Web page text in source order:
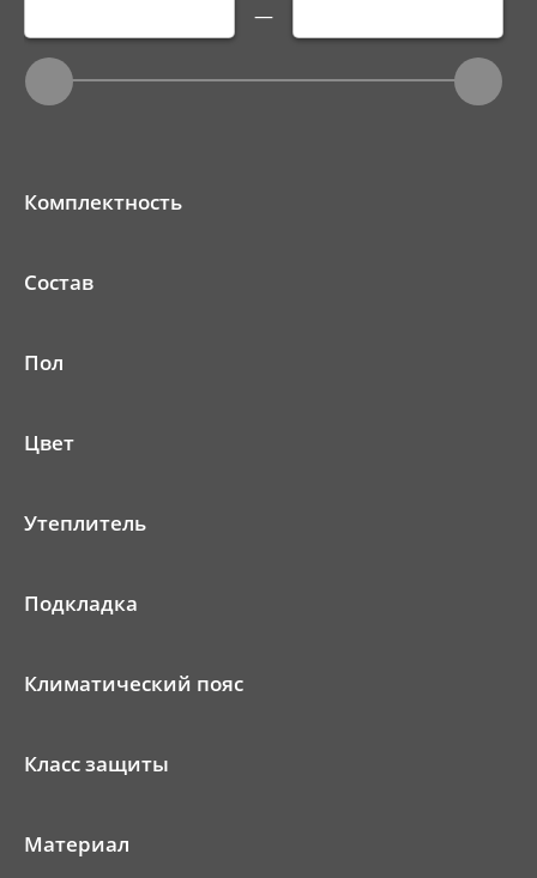
—
Комплектность
Состав
Пол
Цвет
Утеплитель
Подкладка
Климатический пояс
Класс защиты
Материал